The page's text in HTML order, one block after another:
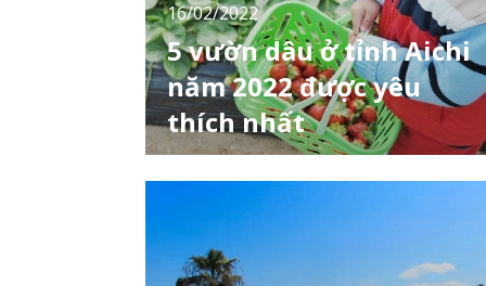
16/02/2022
5 vườn dâu ở tỉnh Aichi
năm 2022 được yêu
thích nhất
Hái dâu (Ichigogari – いちご狩り) chắc hẳn là
Aichi để hái dâu thì đây sẽ là 6 địa điểm siêu
chất lượng mà bạn nên xem xét nhé! [toc]
[adsense] #1. Nông trại du lịch Hana Hiroba